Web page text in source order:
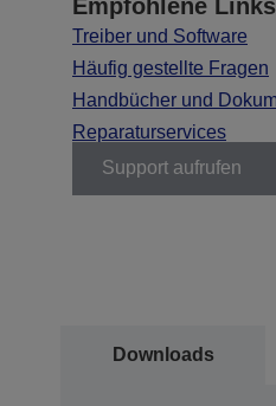
Empfohlene
Treiber und Software
Häufig gestellte Fragen
Handbücher und
Reparaturservices
Support aufrufen
Downloads